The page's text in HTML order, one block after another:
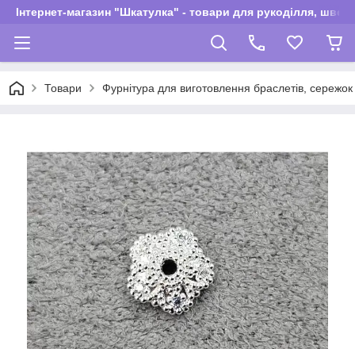
Інтернет-магазин "Шкатулка" - товари для рукоділля,
Товари Фурнітура для виготовлення браслетів,